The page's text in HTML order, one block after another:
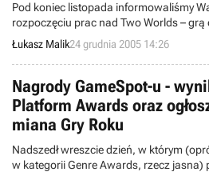
Pod koniec listopada informowaliśmy
rozpoczęciu prac nad Two Worlds –
temu przez TopWare. Wczoraj korporacja Zuxeez
informacje. Gra powstaje w Krakowskim studiu Reality Pump, a nie
w Metropolis jak spekulowano
jedyna zmiana w stosunku do założeń
Łukasz Malik24 grudnia 2005 14:26
Nagrody GameSpot-u -
Platform Awards oraz
miana Gry Roku
Nadszedł wreszcie dzień, w którym
w kategorii Genre Awards, rzecz jasna)